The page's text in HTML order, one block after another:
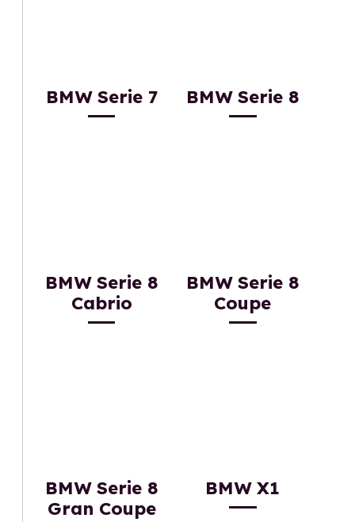
BMW Serie 7 BMW Serie 8
BMW Serie 8
Cabrio
BMW Serie 8
Coupe
BMW Serie 8
Gran Coupe
BMW X1